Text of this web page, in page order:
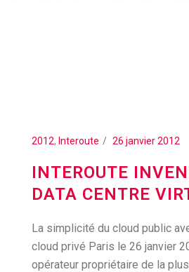
2012, Interoute 26 janvier 2012
INTEROUTE
DATA CENTRE
La simplicité du cloud public
cloud privé Paris le 26 janvier
opérateur propriétaire de la